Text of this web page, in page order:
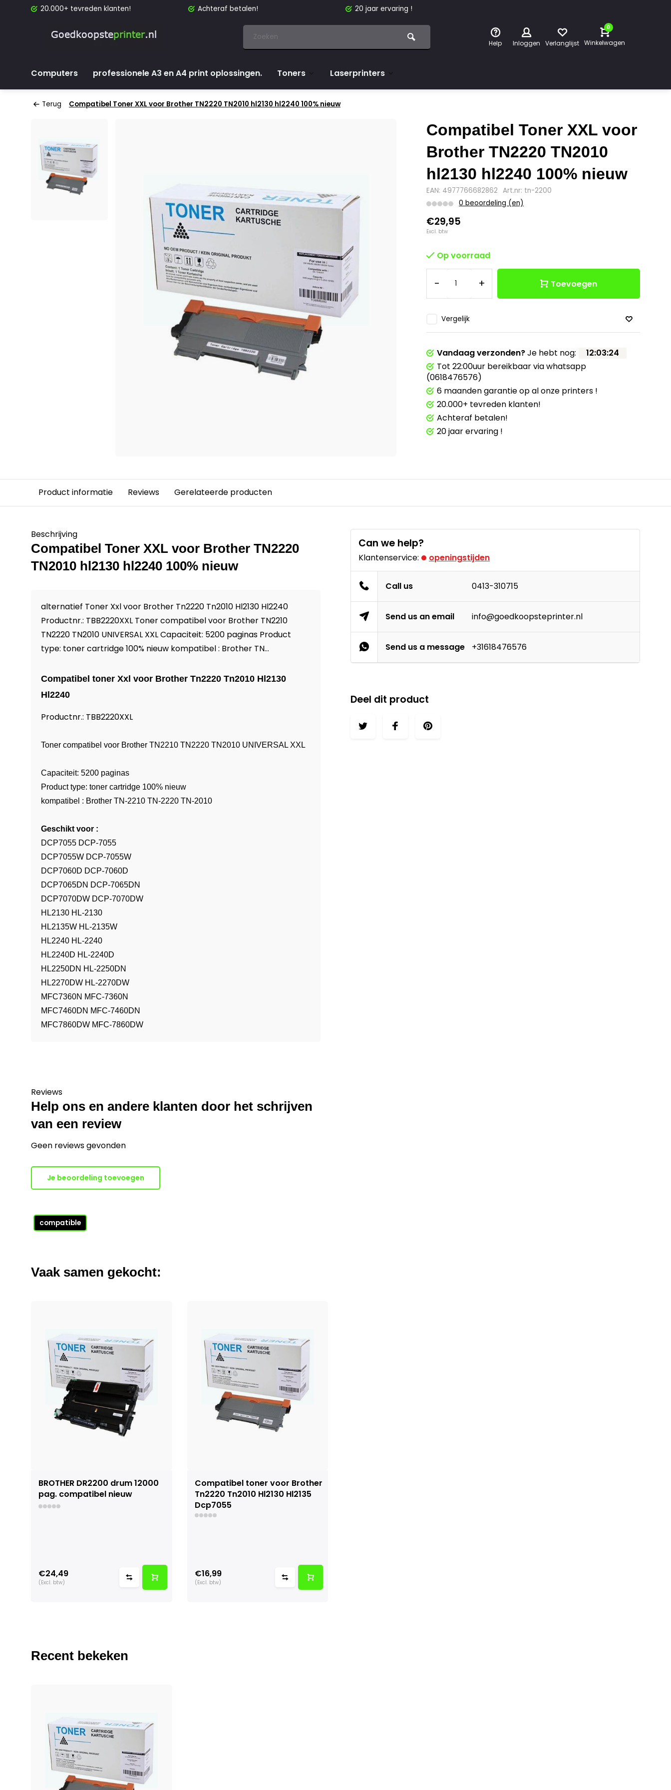
20.000+ tevreden klanten! Achteraf betalen! 20 jaar ervaring !
Help Inloggen Verlanglijst
0
Winkelwagen
Computers professionele A3 en A4 print oplossingen. Toners Laserprinters
Terug Compatibel Toner XXL voor Brother TN2220 TN2010 hl2130 hl2240 100% nieuw
Compatibel Toner XXL voor
Brother TN2220 TN2010
hl2130 hl2240 100% nieuw
EAN: 4977766682862 Art.nr: tn-2200
0 beoordeling (en)
€29,95
Excl. btw
Op voorraad
- + Toevoegen
Vergelijk
Vandaag verzonden?Je hebt nog: 12:03:23
Tot 22:00uur bereikbaar via whatsapp
(0618476576)
6 maanden garantie op al onze printers !
20.000+ tevreden klanten!
Achteraf betalen!
20 jaar ervaring !
Product informatie Reviews Gerelateerde producten
Beschrijving
Compatibel Toner XXL voor Brother TN2220
TN2010 hl2130 hl2240 100% nieuw
alternatief Toner Xxl voor Brother Tn2220 Tn2010 Hl2130 Hl2240
Productnr.: TBB2220XXL Toner compatibel voor Brother TN2210
TN2220 TN2010 UNIVERSAL XXL Capaciteit: 5200 paginas Product
type: toner cartridge 100% nieuw kompatibel : Brother TN...
Compatibel toner Xxl voor Brother Tn2220 Tn2010 Hl2130
Hl2240
Productnr.: TBB2220XXL
Toner compatibel voor Brother TN2210 TN2220 TN2010 UNIVERSAL XXL
Capaciteit: 5200 paginas
Product type: toner cartridge 100% nieuw
kompatibel : Brother TN-2210 TN-2220 TN-2010
Geschikt voor :
DCP7055 DCP-7055
DCP7055W DCP-7055W
DCP7060D DCP-7060D
DCP7065DN DCP-7065DN
DCP7070DW DCP-7070DW
HL2130 HL-2130
HL2135W HL-2135W
HL2240 HL-2240
HL2240D HL-2240D
HL2250DN HL-2250DN
HL2270DW HL-2270DW
MFC7360N MFC-7360N
MFC7460DN MFC-7460DN
MFC7860DW MFC-7860DW
Can we help?
Klantenservice: openingstijden
Call us 0413-310715
Send us an email info@goedkoopsteprinter.nl
Send us a message +31618476576
Deel dit product
Reviews
Help ons en andere klanten door het schrijven
van een review
Geen reviews gevonden
Je beoordeling toevoegen
compatible
Vaak samen gekocht:
BROTHER DR2200 drum 12000
pag. compatibel nieuw
€24,49
(Excl. btw)
Compatibel toner voor Brother
Tn2220 Tn2010 Hl2130 Hl2135
Dcp7055
€16,99
(Excl. btw)
Recent bekeken